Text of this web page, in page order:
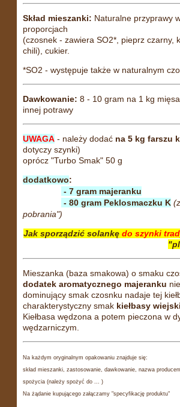
Skład mieszanki: Naturalne przyprawy
proporcjach
(czosnek - zawiera SO2*, pieprz czarny,
chili), cukier.
*SO2 - występuje także w naturalnym
Dawkowanie: 8 - 10 gram na 1 kg
innej potrawy
UWAGA - należy dodać na 5 kg farszu
dotyczy szynki)
oprócz "Turbo Smak" 50 g
dodatkowo:
- 7 gram majeranku
- 80 gram Peklosmaczku K
pobrania")
Jak sporządzić solankę do szynki
Mieszanka (baza smakowa) o smaku
dodatek aromatycznego majeranku
dominujący smak czosnku nadaje tej
charakterystyczny smak kiełbasy
Kiełbasa wędzona a potem pieczona w
wędzarniczym.
Na każdym oryginalnym opakowaniu znajduje się:
skład mieszanki, zastosowanie, dawkowanie, nazwa
spożycia (należy spożyć do ... )
Na żądanie kupującego załączamy "specyfikację produktu"